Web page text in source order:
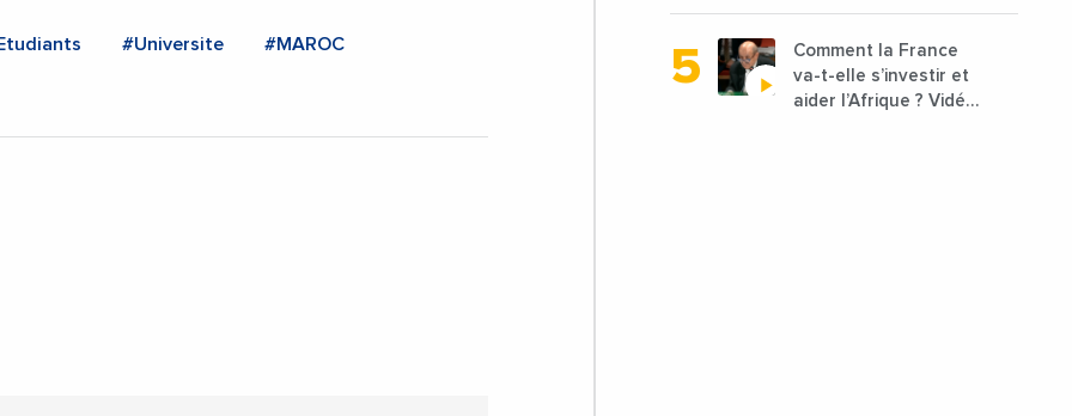
#Universite #MAROC
Comment la France
va-t-elle s’investir et
aider l’Afrique ? Vidéo